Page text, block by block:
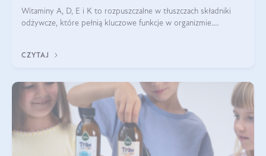
Witaminy A, D, E i K to rozpuszczalne w tłuszczach składniki
odżywcze, które pełnią kluczowe funkcje w organizmie.
CZYTAJ